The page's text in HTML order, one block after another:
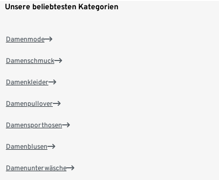
Unsere beliebtesten Kategorien
Damenmode
Damenschmuck
Damenkleider
Damenpullover
Damensporthosen
Damenblusen
Damenunterwäsche